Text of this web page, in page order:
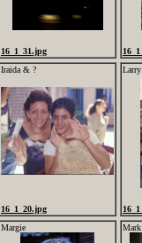
16_1_31.jpg
Iraida & ?
16_1_20.jpg
Larry
Margie